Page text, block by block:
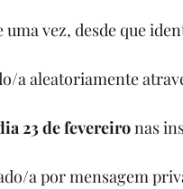
vez, desde que
a aleatoriamente
23 de fevereiro nas
a por mensagem